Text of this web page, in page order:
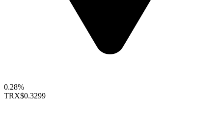
0.28%
TRX$0.3299